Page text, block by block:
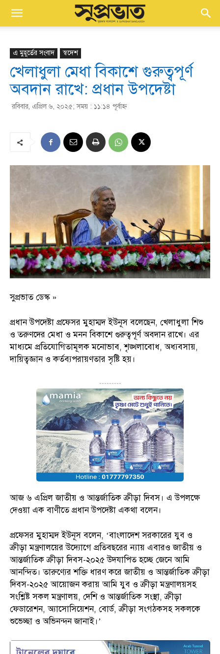
এ মুহূর্তের সংবাদ স্বদেশ
খেলাধুলা মেধা বিকাশে গুরুত্বপূর্ণ
অবদান রাখে: প্রধান উপদেষ্টা
রবিবার, এপ্রিল ৬, ২০২৫; সময় : ১১:১৪ পূর্বাহ্ণ
সুপ্রভাত ডেস্ক »
প্রধান উপদেষ্টা প্রফেসর মুহাম্মদ ইউনূস বলেছেন, খেলাধুলা শিশু
ও তরুণদের মেধা ও মনন বিকাশে গুরুত্বপূর্ণ অবদান রাখে। এর
মাধ্যমে প্রতিযোগিতামূলক মনোভাব, শৃঙ্খলাবোধ, অধ্যবসায়,
দায়িত্বজ্ঞান ও কর্তব্যপরায়ণতার সৃষ্টি হয়।
---------
আজ ৬ এপ্রিল জাতীয় ও আন্তর্জাতিক ক্রীড়া দিবস। এ উপলক্ষে
দেওয়া এক বাণীতে প্রধান উপদেষ্টা একথা বলেন।
প্রফেসর মুহাম্মদ ইউনূস বলেন, ‘বাংলাদেশ সরকারের যুব ও
ক্রীড়া মন্ত্রণালয়ের উদ্যোগে প্রতিবছরের ন্যায় এবারও জাতীয় ও
আন্তর্জাতিক ক্রীড়া দিবস-২০২৫ উদযাপিত হচ্ছে জেনে আমি
আনন্দিত। তারুণ্যের শক্তি ধারণ করে জাতীয় ও আন্তর্জাতিক ক্রীড়া
দিবস-২০২৫ আয়োজন করায় আমি যুব ও ক্রীড়া মন্ত্রণালয়সহ
সংশ্লিষ্ট সকল মন্ত্রণালয়, দেশি ও আন্তর্জাতিক সংস্থা, ক্রীড়া
ফেডারেশন, অ্যাসোসিয়েশন, বোর্ড, ক্রীড়া সংগঠকসহ সকলকে
শুভেচ্ছা ও অভিনন্দন জানাই।’